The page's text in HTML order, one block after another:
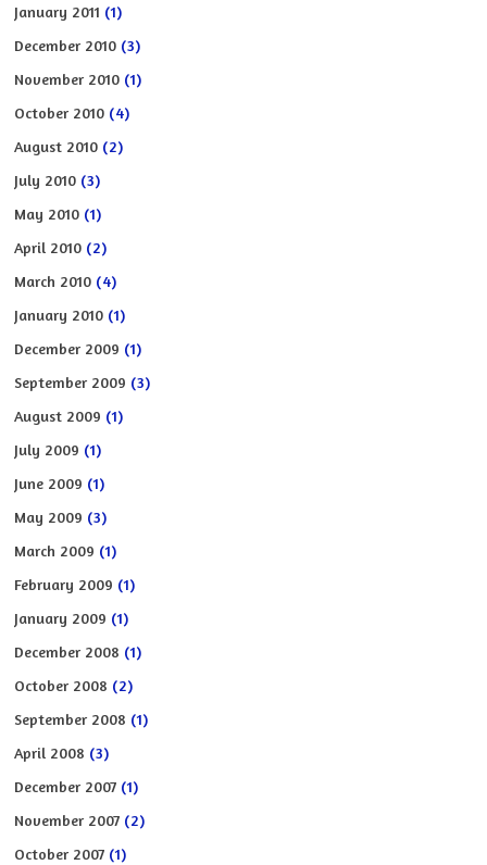
January 2011 (1)
December 2010 (3)
November 2010 (1)
October 2010 (4)
August 2010 (2)
July 2010 (3)
May 2010 (1)
April 2010 (2)
March 2010 (4)
January 2010 (1)
December 2009 (1)
September 2009 (3)
August 2009 (1)
July 2009 (1)
June 2009 (1)
May 2009 (3)
March 2009 (1)
February 2009 (1)
January 2009 (1)
December 2008 (1)
October 2008 (2)
September 2008 (1)
April 2008 (3)
December 2007 (1)
November 2007 (2)
October 2007 (1)